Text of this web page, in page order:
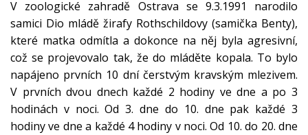
V zoologické zahradě Ostrava se 9.3.1991 narodilo
samici Dio mládě žirafy Rothschildovy (samička Benty),
které matka odmítla a dokonce na něj byla agresivní,
což se projevovalo tak, že do mláděte kopala. To bylo
napájeno prvních 10 dní čerstvým kravským mlezivem.
V prvních dvou dnech každé 2 hodiny ve dne a po 3
hodinách v noci. Od 3. dne do 10. dne pak každé 3
hodiny ve dne a každé 4 hodiny v noci. Od 10. do 20. dne